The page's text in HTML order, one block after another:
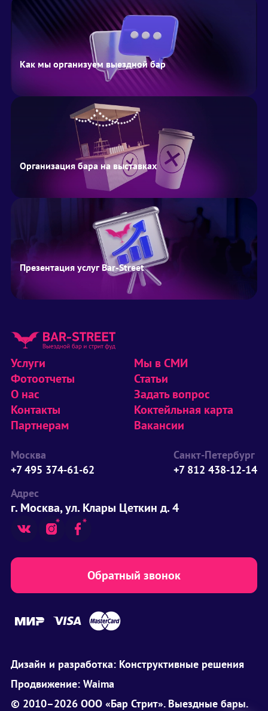
Как мы организуем выездной бар
Организация бара на выставках
Презентация услуг Bar-Street
Услуги
Фотоотчеты
О нас
Контакты
Партнерам
Мы в СМИ
Статьи
Задать вопрос
Коктейльная карта
Вакансии
Москва
+7 495 374-61-62
Санкт-Петербург
+7 812 438-12-14
Адрес
г. Москва, ул. Клары Цеткин д. 4
Обратный звонок
Дизайн и разработка: Конструктивные решения
Продвижение: Waima
© 2010–2026 ООО «Бар Стрит». Выездные бары.